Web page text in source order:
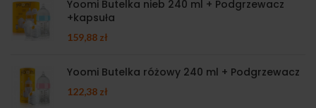
Yoomi Butelka nieb 240 ml + Podgrzewacz
+kapsuła
159,88 zł
Yoomi Butelka różowy 240 ml + Podgrzewacz
122,38 zł